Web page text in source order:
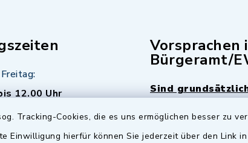
Tracking-Cookies, die es uns ermöglichen besser zu
Einwilligung hierfür können Sie jederzeit über den Link
12.00 Uhr
Vorsprachen
Bürgeramt/
Sind